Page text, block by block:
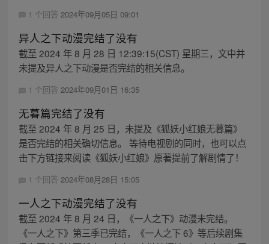
1 个回答 2024年09月05日 09:01
异人之下动漫完结了没有
截至 2024 年 8 月 28 日 12:39:15(CST) 星期三，文中并
未提及异人之下动漫是否完结的相关信息。
1 个回答 2024年09月01日 16:35
无暮篇完结了没有
截至 2024 年 8 月 25 日，未提及《狐妖小红娘无暮篇》
是否完结的相关确切信息。 等待电视剧的同时，也可以点
击下方链接来阅读《狐妖小红娘》原著提前了解剧情了！
1 个回答 2024年08月28日 15:05
一人之下动漫完结了没有
截至 2024 年 8 月 24 日，《一人之下》动漫未完结。
《一人之下》第三季已完结，《一人之下 6》等后续剧集